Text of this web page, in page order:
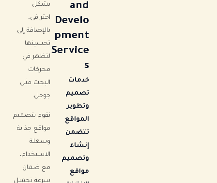
and
Develo
pment
Service
خدمات
تصميم
وتطوير
المواقع
تتضمن
إنشاء
وتصميم
مواقع
بشكل
احترافي،
بالإضافة إلى
تحسينها
لتظهر في
محركات
البحث مثل
جوجل.
نقوم بتصميم
مواقع جذابة
وسهلة
الاستخدام،
مع ضمان
سرعة تحميل